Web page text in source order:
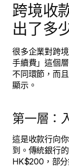
跨境收
出了多
很多企業對跨
手續費」這個
不同環節，而
顯示。
第一層：
這是收款行向
到。傳統銀行
HK$200，部